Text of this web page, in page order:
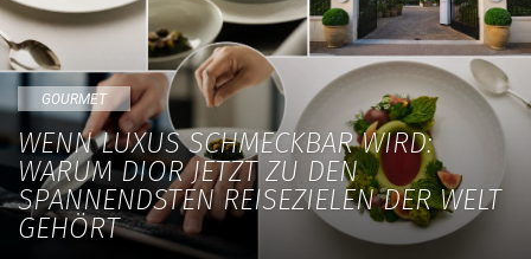
GOURMET
WENN LUXUS SCHMECKBAR WIRD:
WARUM DIOR JETZT ZU DEN
SPANNENDSTEN REISEZIELEN DER WELT
GEHÖRT